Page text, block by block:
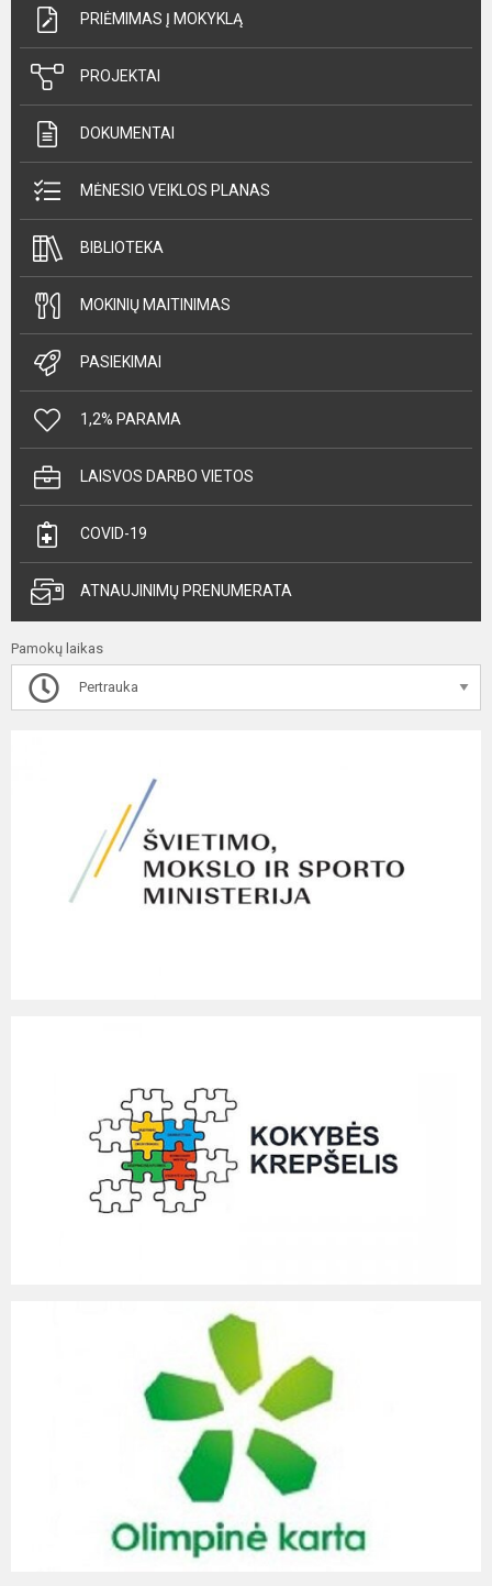
PRIĖMIMAS Į MOKYKLĄ
PROJEKTAI
DOKUMENTAI
MĖNESIO VEIKLOS PLANAS
BIBLIOTEKA
MOKINIŲ MAITINIMAS
PASIEKIMAI
1,2% PARAMA
LAISVOS DARBO VIETOS
COVID-19
ATNAUJINIMŲ PRENUMERATA
Pamokų laikas
Pertrauka